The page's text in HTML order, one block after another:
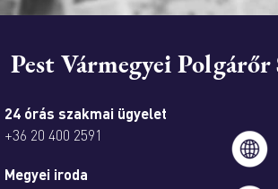
Pest Vármegyei Polgárőr
24 órás szakmai ügyelet
+36 20 400 2591
Megyei iroda